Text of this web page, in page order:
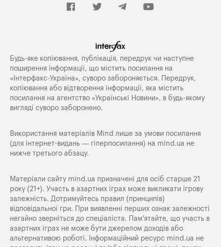
Будь-яке копiювання, публiкацiя, передрук чи наступне
поширення iнформацiї, що мiстить посилання на
«Iнтерфакс-Україна», суворо забороняється. Передрук,
копіювання або відтворення інформації, яка містить
посилання на агентство «Українські Новини», в будь-якому
вигляді суворо заборонено.
Використання матеріалів Mind лише за умови посилання
(для інтернет-видань — гіперпосилання) на mind.ua не
нижче третього абзацу.
Матеріали сайту mind.ua призначені для осіб старше 21
року (21+). Участь в азартних іграх може викликати ігрову
залежність. Дотримуйтесь правил (принципів)
відповідальної гри. При виявленні перших ознак залежності
негайно зверніться до спеціаліста. Пам'ятайте, що участь в
азартних іграх не може бути джерелом доходів або
альтернативою роботі. Інформаційний ресурс mind.ua не